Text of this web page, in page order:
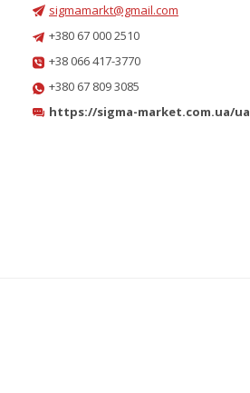
sigmamarkt@gmail.com
+380 67 000 2510
+38 066 417-3770
+380 67 809 3085
https://sigma-market.com.ua/ua/